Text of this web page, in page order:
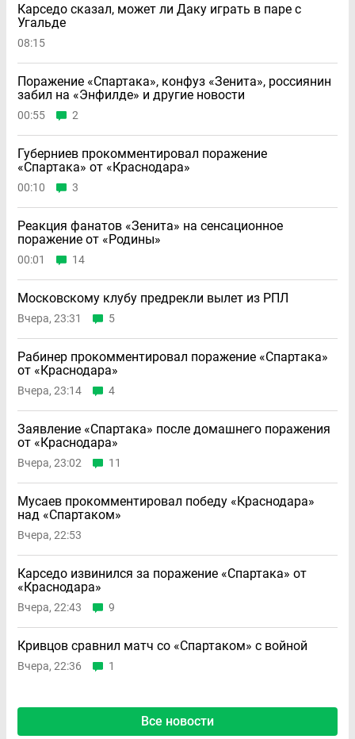
Карседо сказал, может ли Даку играть в паре с
Угальде
08:15
Поражение «Спартака», конфуз «Зенита», россиянин
забил на «Энфилде» и другие новости
00:55 2
Губерниев прокомментировал поражение
«Спартака» от «Краснодара»
00:10 3
Реакция фанатов «Зенита» на сенсационное
поражение от «Родины»
00:01 14
Московскому клубу предрекли вылет из РПЛ
Вчера, 23:31 5
Рабинер прокомментировал поражение «Спартака»
от «Краснодара»
Вчера, 23:14 4
Заявление «Спартака» после домашнего поражения
от «Краснодара»
Вчера, 23:02 11
Мусаев прокомментировал победу «Краснодара»
над «Спартаком»
Вчера, 22:53
Карседо извинился за поражение «Спартака» от
«Краснодара»
Вчера, 22:43 9
Кривцов сравнил матч со «Спартаком» с войной
Вчера, 22:36 1
Все новости